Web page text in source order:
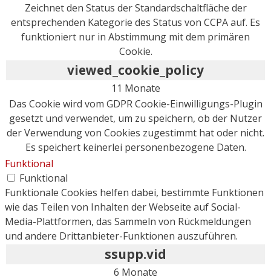
Zeichnet den Status der Standardschaltfläche der
entsprechenden Kategorie des Status von CCPA auf. Es
funktioniert nur in Abstimmung mit dem primären
Cookie.
viewed_cookie_policy
11 Monate
Das Cookie wird vom GDPR Cookie-Einwilligungs-Plugin
gesetzt und verwendet, um zu speichern, ob der Nutzer
der Verwendung von Cookies zugestimmt hat oder nicht.
Es speichert keinerlei personenbezogene Daten.
Funktional
Funktional
Funktionale Cookies helfen dabei, bestimmte Funktionen
wie das Teilen von Inhalten der Webseite auf Social-
Media-Plattformen, das Sammeln von Rückmeldungen
und andere Drittanbieter-Funktionen auszuführen.
ssupp.vid
6 Monate